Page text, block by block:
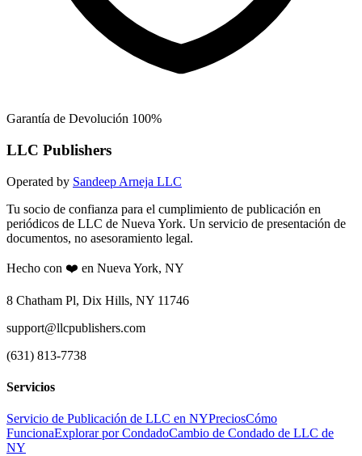
Garantía de Devolución 100%
LLC Publishers
Operated by Sandeep Arneja LLC
Tu socio de confianza para el cumplimiento de publicación en
periódicos de LLC de Nueva York. Un servicio de presentación de
documentos, no asesoramiento legal.
Hecho con ❤️ en Nueva York, NY
8 Chatham Pl, Dix Hills, NY 11746
support@llcpublishers.com
(631) 813-7738
Servicios
Servicio de Publicación de LLC en NYPreciosCómo
FuncionaExplorar por CondadoCambio de Condado de LLC de
NY